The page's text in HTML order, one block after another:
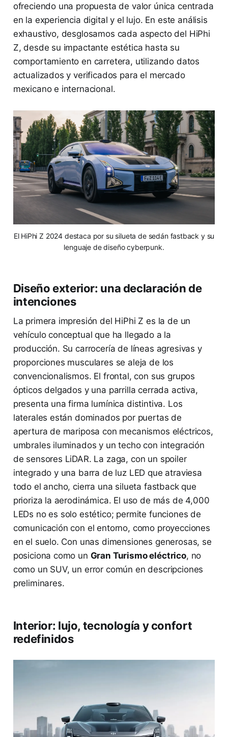
ofreciendo una propuesta de valor única centrada
en la experiencia digital y el lujo. En este análisis
exhaustivo, desglosamos cada aspecto del HiPhi
Z, desde su impactante estética hasta su
comportamiento en carretera, utilizando datos
actualizados y verificados para el mercado
mexicano e internacional.
El HiPhi Z 2024 destaca por su silueta de sedán fastback y su
lenguaje de diseño cyberpunk.
Diseño exterior: una declaración de
intenciones
La primera impresión del HiPhi Z es la de un
vehículo conceptual que ha llegado a la
producción. Su carrocería de líneas agresivas y
proporciones musculares se aleja de los
convencionalismos. El frontal, con sus grupos
ópticos delgados y una parrilla cerrada activa,
presenta una firma lumínica distintiva. Los
laterales están dominados por puertas de
apertura de mariposa con mecanismos eléctricos,
umbrales iluminados y un techo con integración
de sensores LiDAR. La zaga, con un spoiler
integrado y una barra de luz LED que atraviesa
todo el ancho, cierra una silueta fastback que
prioriza la aerodinámica. El uso de más de 4,000
LEDs no es solo estético; permite funciones de
comunicación con el entorno, como proyecciones
en el suelo. Con unas dimensiones generosas, se
posiciona como un Gran Turismo eléctrico, no
como un SUV, un error común en descripciones
preliminares.
Interior: lujo, tecnología y confort
redefinidos